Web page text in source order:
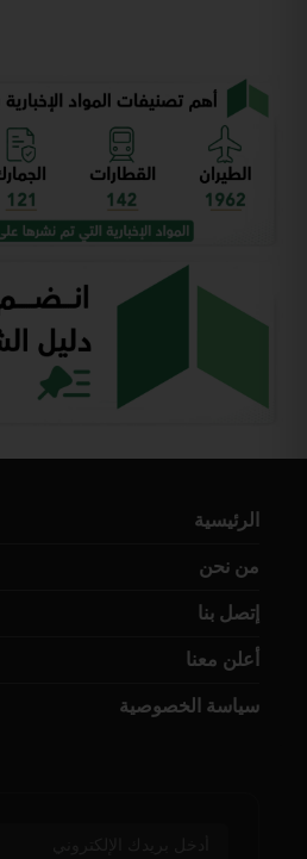
الرئيسية
من نحن
إتصل بنا
أعلن معنا
سياسة الخصوصية